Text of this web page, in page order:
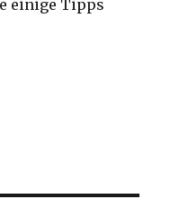
einige Tipps